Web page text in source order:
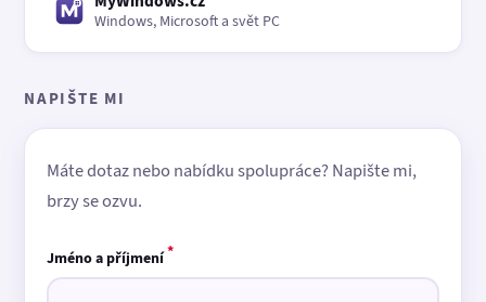
Windows, Microsoft a svět PC
NAPIŠTE MI
Máte dotaz nebo nabídku spolupráce? Napište mi,
brzy se ozvu.
Jméno a příjmení*